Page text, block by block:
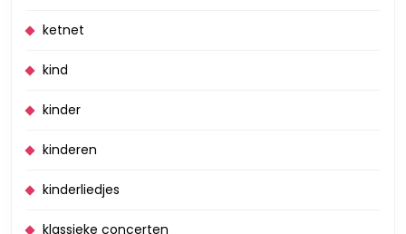
ketnet
kind
kinder
kinderen
kinderliedjes
klassieke concerten